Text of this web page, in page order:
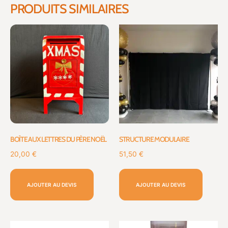
PRODUITS SIMILAIRES
BOÎTE AUX LETTRES DU PÈRE NOËL
20,00 €
AJOUTER AU DEVIS
STRUCTURE MODULAIRE
51,50 €
AJOUTER AU DEVIS